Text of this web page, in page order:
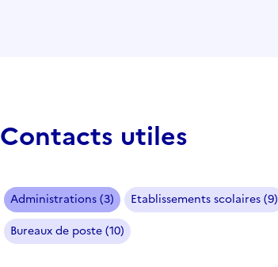
Contacts utiles
Administrations (3) Etablissements scolaires (9)
Bureaux de poste (10)